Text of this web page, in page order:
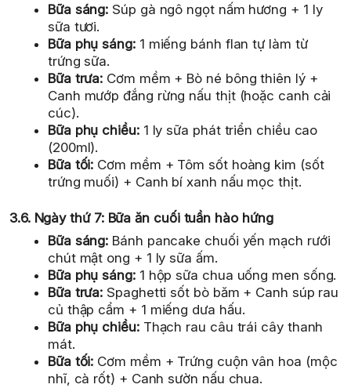
Bữa sáng: Súp gà ngô ngọt nấm hương + 1 ly
sữa tươi.
Bữa phụ sáng:1 miếng bánh flan tự làm từ
trứng sữa.
Bữa trưa: Cơm mềm + Bò né bông thiên lý +
Canh mướp đắng rừng nấu thịt (hoặc canh cải
cúc).
Bữa phụ chiều:1 ly sữa phát triển chiều cao
(200ml).
Bữa tối: Cơm mềm + Tôm sốt hoàng kim (sốt
trứng muối) + Canh bí xanh nấu mọc thịt.
3.6. Ngày thứ 7: Bữa ăn cuối tuần hào hứng
Bữa sáng: Bánh pancake chuối yến mạch rưới
chút mật ong + 1 ly sữa ấm.
Bữa phụ sáng:1 hộp sữa chua uống men sống.
Bữa trưa: Spaghetti sốt bò băm + Canh súp rau
củ thập cẩm + 1 miếng dưa hấu.
Bữa phụ chiều:Thạch rau câu trái cây thanh
mát.
Bữa tối: Cơm mềm + Trứng cuộn vân hoa (mộc
nhĩ, cà rốt) + Canh sườn nấu chua.